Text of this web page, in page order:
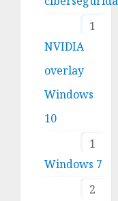
1
NVIDIA
overlay
Windows
10
1
Windows 7
2